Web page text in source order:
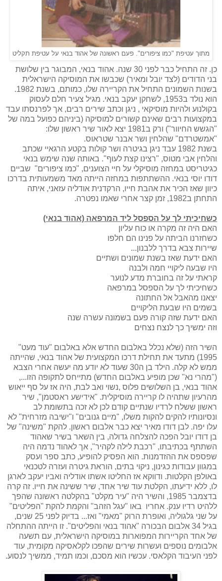
מתוך עטיפת "כמו ציפורים". פעם ראשונה של אהוד בנאי על עטיפת תקליט
כן. זה התחיל כבר לפני 30 שנה. אהוד בנאי, המבוגר בין שלושת
בני הדודים (לצד יובל ומאיר) שכבשו את המוסיקה הישראלית
בשנות השמונים התחיל את הקריירה שלו, כמותם, בשנת 1982.
הוא נולד ב1953, לשחקן יעקב בנאי. מגיל צעיר חלם לעסוק
בקולנוע ולהיות מוסיקאי , ניגן וכתב שירים רבים, אך לפרנסתו עבד
במקצועות רבים שאינם קשורים למוסיקה (ביניהם כפועל במה של
"הגשש החיוור") ורק ב1981 יצא לאור שיר ראשון שלו:
"אמשטרדם" שהלחין ושר אבנר שטראוס.
בשנת 1982 עבד ניגן בגיטרה ושר קולות בקטע הרגאיי שכתב
והלחין אבי מטוס, "רצינו קצת לעוף". באותה שנה שימש בנאי
כגיטריסט במחזה מוסיקלי על חיי הצוענים, "כמו ציפורים" שביים
דודו יוסי בנאי. ההשתתפות במחזה הייתה מאד משמעותית בדרכו
כיוון שאז הכיר את אהבת חייו, הרקדנית אודליה עזאני, איתה
התחתן ב1982
, זמן קצר אחרי שאמו נפטרה.
כשחיכיתי לך על הספסל ליד המרפאה (אהוד בנאי)
האם היה זה מקרה או כוח עליון
כשחזרנו הביתה על פנינו הם חלפו
שיירות צבא בדרך ללבנון...
האם ידעת שאז בשנת שמונים ושתיים
היו שבעה ליקויי חמה ולבנה
קראתי על זה בחוברת מדע לנוער
כשחיכיתי לך על הספסל במרפאה
יצאנו מהאבל אל החתונה
בשמים היו שבעת הליקויים
האם ידעת שזה קורה פעם בשמונה עשרה שנה
וזה ימשיך כך לנצח נצחים
השיר הזה (שלא נכלל באלבום החדש אלא באלבום "עוד מעט"
1995) מתעד את תחילת דרכו המקצועית של אהוד בנאי, שהייתה
ממש לא קלה. הילד בן ה30 שעוד לא יודע מה יעשה אחרי הצבא
("מהרי נא" שכן מופיע באלבום החדש) מתייחס לתקופה הזו...,
אהוד בנאי, בן השלושים פלוס ,נשוי ואב לבת, היה אז על סף ייאוש
מהרעיון שתהיה לו קריירה מוסיקלית. "אידישע ראסטמן", שיר
ראשון ששלח לרדיו שנתיים קודם לכן לא זכה בתשומת לב
ונסיונותיו להקים להקות משלו, "מיים גנובים" ו"ישיבה מזרחית" לא
עלו יפה. לבן דודו מאיר יצא כבר אלבום ראשון. להקת "משינה" של
בן דודו יובל הפכה להצלחה גדולה, בין השאר בשיר שאהוד
השתתף בכתיבתו, "רכבת לילה לקהיר", אך לאהוד נדמה היה
שפספס את ההזדמנות. הוא הפסיק להופיע, כתב ספר ועסק
במגוון עבודות כגינון, ניקוי בתים, הוראת גיטרה ועזרה לטכנאי
באולפן הקלטות. ודווקא אז החליטו אשתו אודליה ואביו יעקב לארגן
לו, ללא ידיעתו, הקלטת עוד שיר אחד, שיר ששינה את חייו. זה קרה
בדצמבר 1985, והשיר היה "עיר מקלט" בהקלטה ראשונה שהפך
ללהיט רדיו ענק. אחריו באו "עגל הזהב" והקמת להקת "הפליטים"
על שני גלגוליה, ואופרת הרוק "מאמי" ו
אז... בדיוק לפני 25 שנים,
בגיל 34 אלבום הבכורה "אהוד בנאי והפליטים".
זו הייתה ההתחלה
של אחד הקריירות המפוארות במוסיקה הישראלית, עם תשעה
אלבומים נוספים ועשרות שירים שהפכו לקלאסיקה מקומית, עוד
לפני העיבוד הקלאסי. עכשיו הוא מסכם, וכמו תמיד, ממשיך לנסוע.